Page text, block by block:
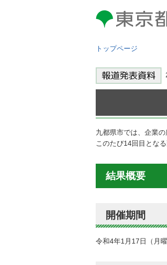
東京都 TOKYO
GOVERNMENT
トップページ
九都県市では、企業
このたび14回目とな
結果概要
開催期間
令和4年1月17日（月